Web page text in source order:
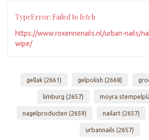
TypeError: Failed to fetch
https://www.roxennenails.nl/urban-nails/
wipe/
gellak (2661) gelpolish (2668)
limburg (2657) moyra
nagelproducten (2659) nailart (2657)
urbannails (2657)